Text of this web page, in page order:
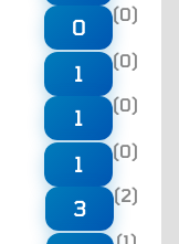
0
(0)
1
(0)
1
(0)
1
(0)
3
(2)